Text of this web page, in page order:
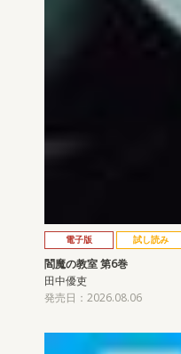
電子版 試し読み
閻魔の教室 第6巻
田中優吏
発売日：2026.08.06